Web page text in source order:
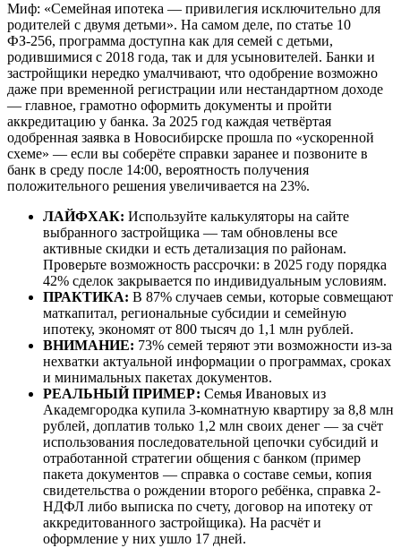
Миф: «Семейная ипотека — привилегия исключительно для
родителей с двумя детьми». На самом деле, по статье 10
ФЗ-256, программа доступна как для семей с детьми,
родившимися с 2018 года, так и для усыновителей. Банки и
застройщики нередко умалчивают, что одобрение возможно
даже при временной регистрации или нестандартном доходе
— главное, грамотно оформить документы и пройти
аккредитацию у банка. За 2025 год каждая четвёртая
одобренная заявка в Новосибирске прошла по «ускоренной
схеме» — если вы соберёте справки заранее и позвоните в
банк в среду после 14:00, вероятность получения
положительного решения увеличивается на 23%.
ЛАЙФХАК: Используйте калькуляторы на сайте
выбранного застройщика — там обновлены все
активные скидки и есть детализация по районам.
Проверьте возможность рассрочки: в 2025 году порядка
42% сделок закрывается по индивидуальным условиям.
ПРАКТИКА: В 87% случаев семьи, которые совмещают
маткапитал, региональные субсидии и семейную
ипотеку, экономят от 800 тысяч до 1,1 млн рублей.
ВНИМАНИЕ: 73% семей теряют эти возможности из-за
нехватки актуальной информации о программах, сроках
и минимальных пакетах документов.
РЕАЛЬНЫЙ ПРИМЕР: Семья Ивановых из
Академгородка купила 3-комнатную квартиру за 8,8 млн
рублей, доплатив только 1,2 млн своих денег — за счёт
использования последовательной цепочки субсидий и
отработанной стратегии общения с банком (пример
пакета документов — справка о составе семьи, копия
свидетельства о рождении второго ребёнка, справка 2-
НДФЛ либо выписка по счету, договор на ипотеку от
аккредитованного застройщика). На расчёт и
оформление у них ушло 17 дней.